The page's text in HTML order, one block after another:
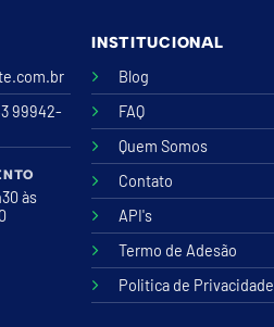
99942-
às
INSTITUCIONAL
Blog
FAQ
Quem Somos
Contato
API's
Termo de Adesão
Politica de Privacidade